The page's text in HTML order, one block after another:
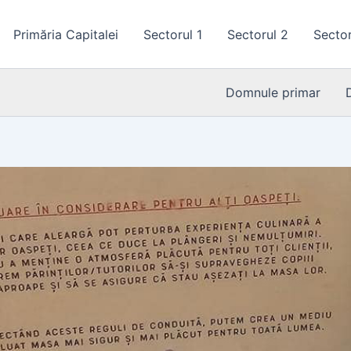
Primăria Capitalei Sectorul 1 Sectorul 2
Domnule primar